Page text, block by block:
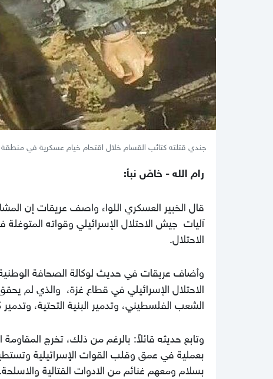
جندي قتلته كتائب القسام خلال اقتحام خيام عسكرية في
رام الله - خاصّ نبأ:
قال الخبير العسكري اللواء واصف عريقات إن
آليات جيش الاحتلال الإسرائيلي وقواته
الاحتلال.
وأضاف عريقات في حديث لوكالة الصحافة
الاحتلال الإسرائيلي في قطاع غزة، والذي لم
الشعب الفلسطيني، وتدمير البنية التحتية، وتدمير كل
وتابع حديثه قائلاً: بالرغم من ذلك، تخرج
بسلام ومعهم غنائم من الادوات القتالية والاسلحة.